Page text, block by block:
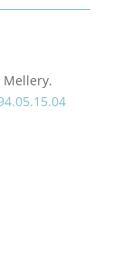
Mellery.